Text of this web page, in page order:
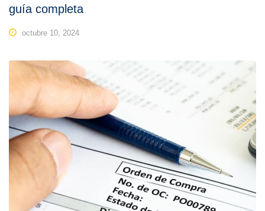
guía completa
octubre 10, 2024